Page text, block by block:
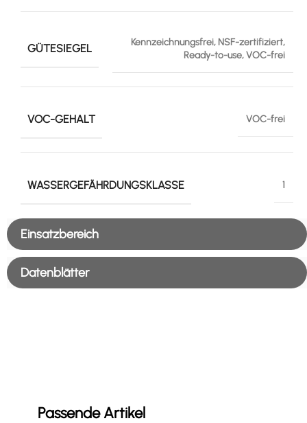
GÜTESIEGEL
Kennzeichnungsfrei, NSF-zertifiziert,
Ready-to-use, VOC-frei
VOC-GEHALT VOC-frei
WASSERGEFÄHRDUNGSKLASSE 1
Einsatzbereich
Datenblätter
Passende Artikel